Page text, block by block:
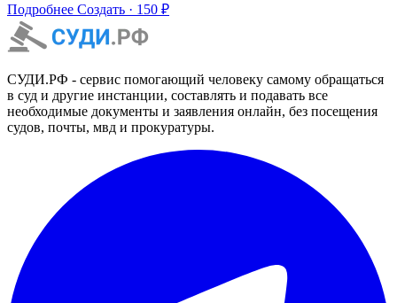
Подробнее Создать · 150 ₽
СУДИ.РФ - сервис помогающий человеку самому обращаться
в суд и другие инстанции, составлять и подавать все
необходимые документы и заявления онлайн, без посещения
судов, почты, мвд и прокуратуры.